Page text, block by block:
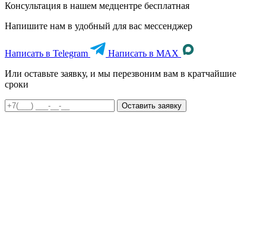
Консультация в нашем медцентре бесплатная
Напишите нам в удобный для вас мессенджер
Написать в Telegram
Написать в MAX
Или оставьте заявку, и мы перезвоним вам в кратчайшие
сроки
Оставить заявку